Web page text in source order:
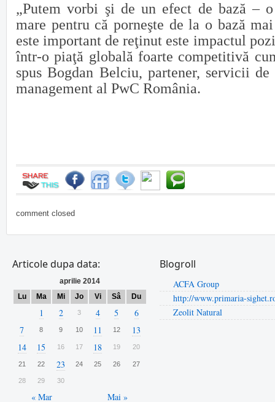
„Putem vorbi şi de un efect de bază – o
mare pentru că porneşte de la o bază
este important de reţinut este impactul
într-o piaţă globală foarte competitivă
spus Bogdan Belciu, partener, servicii de
management al PwC România.
comment closed
Articole dupa data:
aprilie 2014
Lu
Ma Mi Jo Vi Sâ Du
« Mar Mai »
1 2 3 4 5
6
7
8 9 10 11 12
13
14
15 16 17 18 19 20
21 22 23 24 25 26 27
28 29 30
Blogroll
ACFA Group
http://www.primaria-
Zeolit Natural